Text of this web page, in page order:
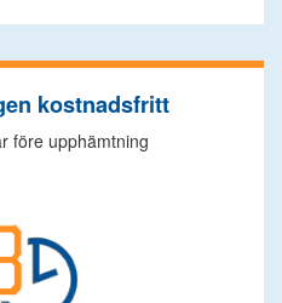
kostnadsfritt
före upphämtning